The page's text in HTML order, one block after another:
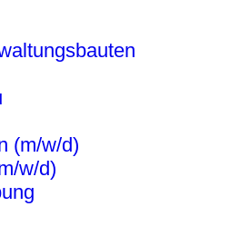
(m/w/d)
w/d)
in der Pufendorfstraße
Modellvorhabens
Die
sind herausfordernd: